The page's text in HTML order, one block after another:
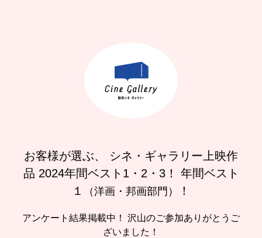
お客様が選ぶ、
シネ・ギャラリー上映作
品 2024年間ベスト1・2・3！
年間ベスト
１
（洋画・邦画部門） ！
アンケート結果掲載中！
沢山のご参加ありがとうご
ざいました！